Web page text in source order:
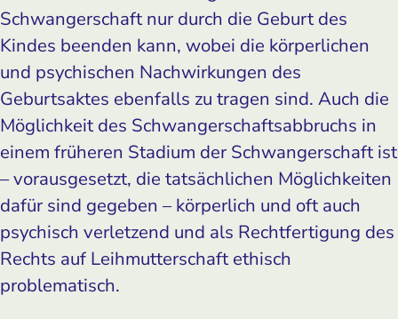
Schwangerschaft nur durch die Geburt des
Kindes beenden kann, wobei die körperlichen
und psychischen Nachwirkungen des
Geburtsaktes ebenfalls zu tragen sind. Auch die
Möglichkeit des Schwangerschaftsabbruchs in
einem früheren Stadium der Schwangerschaft ist
– vorausgesetzt, die tatsächlichen Möglichkeiten
dafür sind gegeben – körperlich und oft auch
psychisch verletzend und als Rechtfertigung des
Rechts auf Leihmutterschaft ethisch
problematisch.